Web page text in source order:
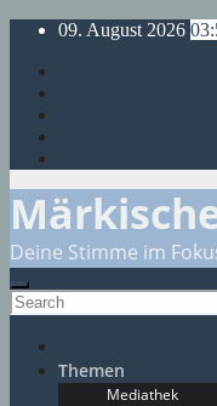
Skip
content
09. August 2026
Deine Stimme im
Themen
Mediathek